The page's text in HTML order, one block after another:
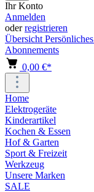
Ihr Konto
Anmelden
oderregistrieren
Übersicht
Abonnements
0,00 €*
Home
Elektrogeräte
Kinderartikel
Kochen & Essen
Hof & Garten
Sport & Freizeit
Werkzeug
Unsere Marken
SALE